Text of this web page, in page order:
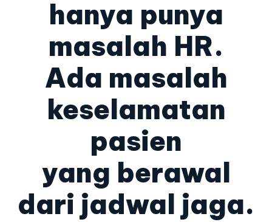
hanya punya
masalah HR.
Ada masalah
keselamatan
pasien
yang berawal
dari jadwal jaga.